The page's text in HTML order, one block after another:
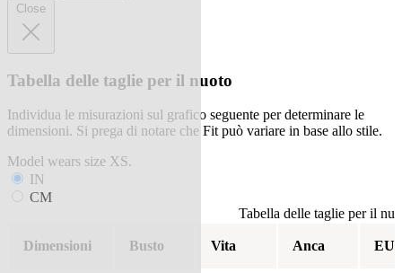
Close
Tabella delle taglie per il nuoto
Individua le misurazioni sul grafico seguente per determinare le
dimensioni. Si prega di notare che Fit può variare in base allo stile.
Model wears size XS.
IN
CM
Tabella delle taglie per il
Dimensioni Busto Vita Anca EU